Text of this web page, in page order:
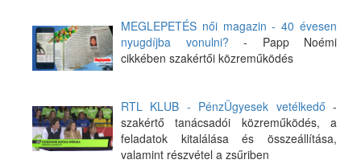
MEGLEPETÉS női magazin - 40 évesen
nyugdíjba vonulni? - Papp Noémi
cikkében szakértői közreműködés
RTL KLUB - PénzÜgyesek vetélkedő -
szakértő tanácsadói közreműködés, a
feladatok kitalálása és összeállítása,
valamint részvétel a zsűriben